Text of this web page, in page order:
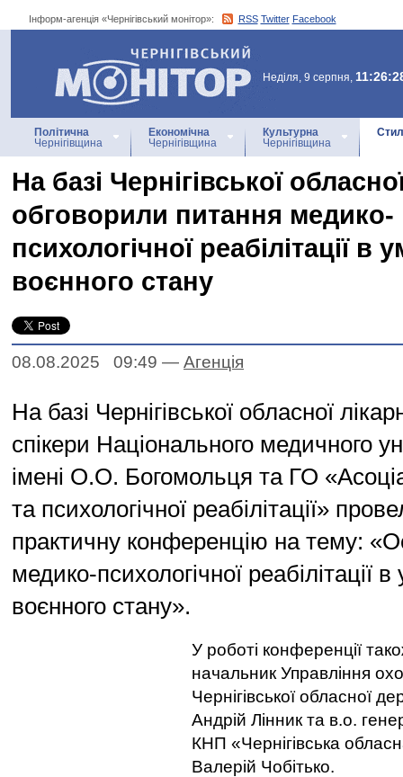
Інформ-агенція «Чернігівський монітор»: RSS Twitter Facebook
Інформ-агенція
«Чернігівський монітор»
Неділя, 9 серпня,
Політична
Чернігівщина
Економічна
Чернігівщина
Культурна
Чернігівщина
На базі Чернігівської
обговорили питання медико-
психологічної реабілітації в
воєнного стану
08.08.2025 09:49 — Агенцiя
На базі Чернігівської обласної
спікери Національного медичного
імені О.О. Богомольця та ГО
та психологічної реабілітації»
практичну конференцію на тему:
медико-психологічної реабілітації
воєнного стану».
У роботі конференції
начальник Управління
Чернігівської обласної
Андрій Лінник та в.о.
КНП «Чернігівська
Валерій Чобітько.